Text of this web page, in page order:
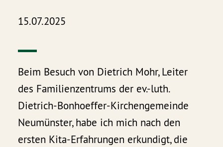
15.07.2025
Beim Besuch von Dietrich Mohr, Leiter
des Familienzentrums der ev.-luth.
Dietrich-Bonhoeffer-Kirchengemeinde
Neumünster, habe ich mich nach den
ersten Kita-Erfahrungen erkundigt, die